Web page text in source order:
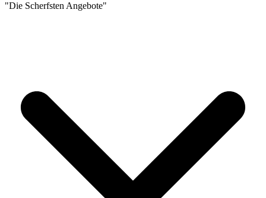
"Die Scherfsten Angebote"